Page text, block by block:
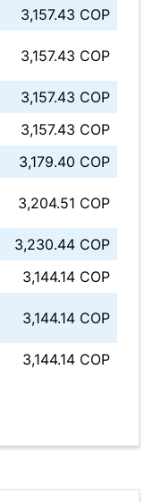
3,157.43 COP
3,157.43 COP
3,157.43 COP
3,157.43 COP
3,179.40 COP
3,204.51 COP
3,230.44 COP
3,144.14 COP
3,144.14 COP
3,144.14 COP